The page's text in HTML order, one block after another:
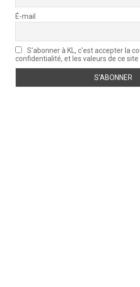
É-mail
S'abonner à KL, c'est accepter la
confidentialité, et les valeurs de ce site